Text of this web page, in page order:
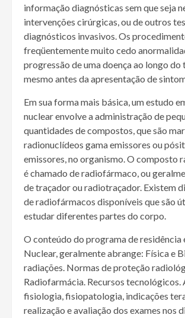
informação diagnósticas sem que seja
intervenções cirúrgicas, ou de outros
diagnósticos invasivos. Os
freqüentemente muito cedo
progressão de uma doença ao longo do
mesmo antes da apresentação de
Em sua forma mais básica, um estudo
nuclear envolve a administração de
quantidades de compostos, que são
radionuclídeos gama emissores ou
emissores, no organismo. O composto
é chamado de radiofármaco, ou
de traçador ou radiotraçador. Existem
de radiofármacos disponíveis que são
estudar diferentes partes do corpo.
O conteúdo do programa de residência
Nuclear, geralmente abrange: Física e
radiações. Normas de proteção
Radiofarmácia. Recursos tecnológicos.
fisiologia, fisiopatologia, indicações
realização e avaliação dos exames nos